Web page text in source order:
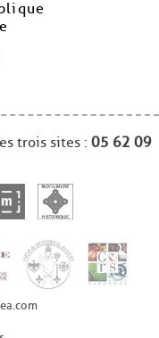
trois sites : 05 62 09